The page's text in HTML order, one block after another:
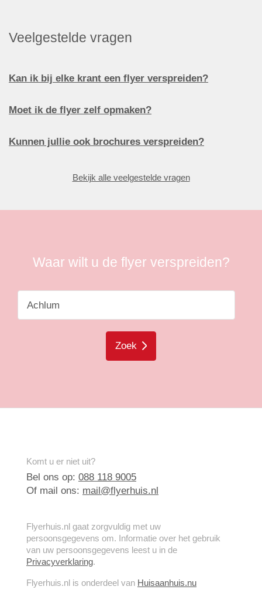
Veelgestelde vragen
Kan ik bij elke krant een flyer verspreiden?
Moet ik de flyer zelf opmaken?
Kunnen jullie ook brochures verspreiden?
Bekijk alle veelgestelde vragen
Waar wilt u de flyer verspreiden?
Zoek
Komt u er niet uit?
Bel ons op: 088 118 9005
Of mail ons: mail@flyerhuis.nl
Flyerhuis.nl gaat zorgvuldig met uw
persoonsgegevens om. Informatie over het gebruik
van uw persoonsgegevens leest u in de
Privacyverklaring.
Flyerhuis.nl is onderdeel van Huisaanhuis.nu